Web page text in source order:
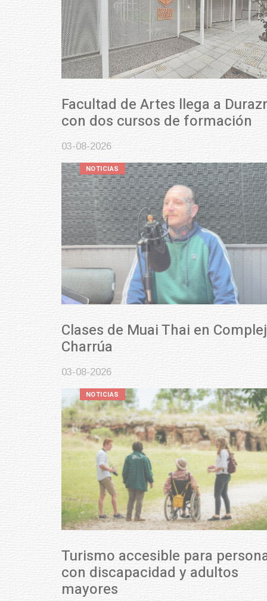
Facultad de Artes llega a Durazno
con dos cursos de formación
03-08-2026
Clases de Muai Thai en Complejo
Charrúa
03-08-2026
NOTICIAS
Turismo accesible para personas
con discapacidad y adultos
mayores
NOTICIAS